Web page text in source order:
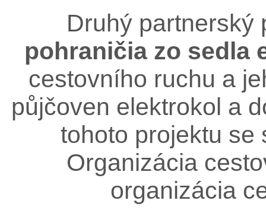
Druhý partnerský
pohraničia zo sedla
cestovního ruchu a
půjčoven elektrokol a
tohoto projektu se
Organizácia
organizácia